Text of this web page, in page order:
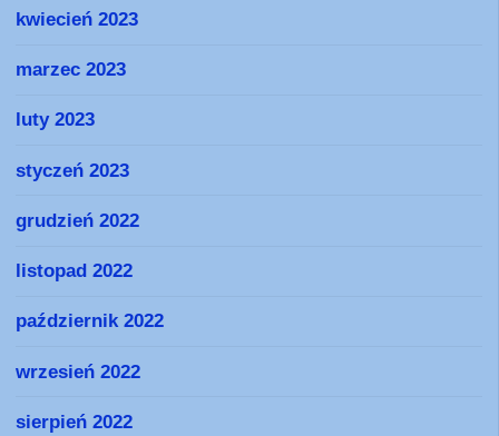
kwiecień 2023
marzec 2023
luty 2023
styczeń 2023
grudzień 2022
listopad 2022
październik 2022
wrzesień 2022
sierpień 2022